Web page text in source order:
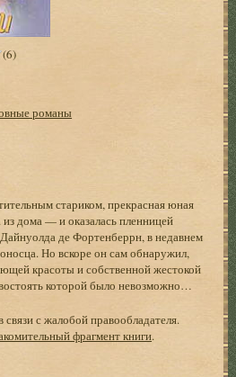
(6)
романы
стариком, прекрасная юная
дома — и оказалась пленницей
де Фортенберрн, в недавнем
Но вскоре он сам обнаружил,
красоты и собственной жестокой
которой было невозможно…
с жалобой правообладателя.
фрагмент книги.